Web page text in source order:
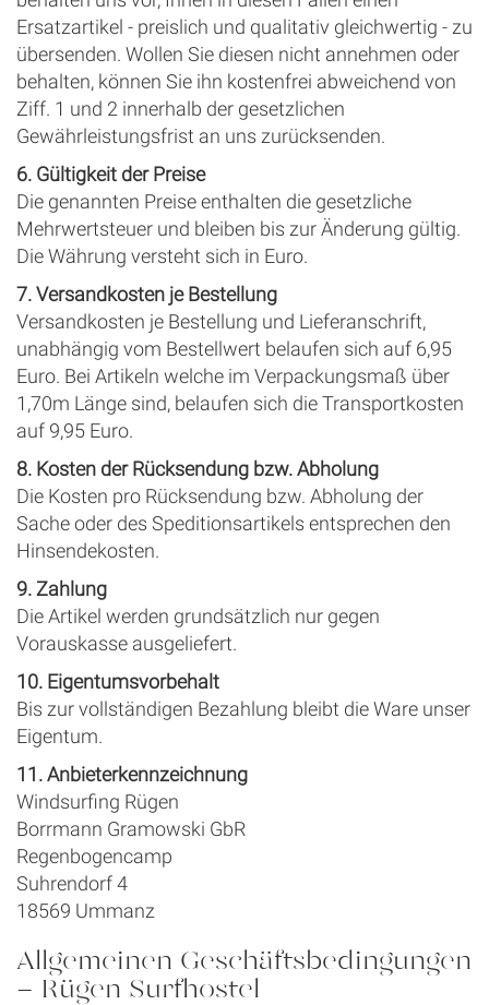
Ersatzartikel - preislich und qualitativ gleichwertig - zu
übersenden. Wollen Sie diesen nicht annehmen oder
behalten, können Sie ihn kostenfrei abweichend von
Ziff. 1 und 2 innerhalb der gesetzlichen
Gewährleistungsfrist an uns zurücksenden.
6. Gültigkeit der Preise
Die genannten Preise enthalten die gesetzliche
Mehrwertsteuer und bleiben bis zur Änderung gültig.
Die Währung versteht sich in Euro.
7. Versandkosten je Bestellung
Versandkosten je Bestellung und Lieferanschrift,
unabhängig vom Bestellwert belaufen sich auf 6,95
Euro. Bei Artikeln welche im Verpackungsmaß über
1,70m Länge sind, belaufen sich die Transportkosten
auf 9,95 Euro.
8. Kosten der Rücksendung bzw. Abholung
Die Kosten pro Rücksendung bzw. Abholung der
Sache oder des Speditionsartikels entsprechen den
Hinsendekosten.
9. Zahlung
Die Artikel werden grundsätzlich nur gegen
Vorauskasse ausgeliefert.
10. Eigentumsvorbehalt
Bis zur vollständigen Bezahlung bleibt die Ware unser
Eigentum.
11. Anbieterkennzeichnung
Windsurfing Rügen
Borrmann Gramowski GbR
Regenbogencamp
Suhrendorf 4
18569 Ummanz
Allgemeinen Geschäftsbedingungen
- Rügen Surfhostel